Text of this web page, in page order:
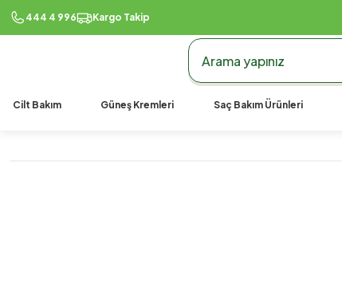
444 4 996 Kargo Takip
Cilt Bakım Güneş Kremleri Saç Bakım Ürünleri